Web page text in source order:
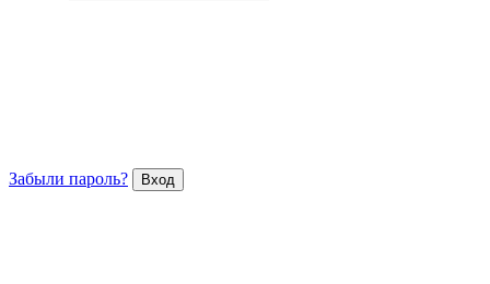
Забыли пароль?